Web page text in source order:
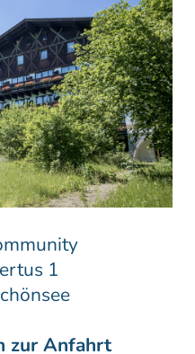
1
zur Anfahrt